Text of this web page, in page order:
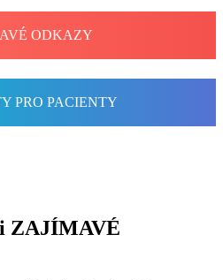
ODKAZY
PRO PACIENTY
ZAJÍMAVÉ